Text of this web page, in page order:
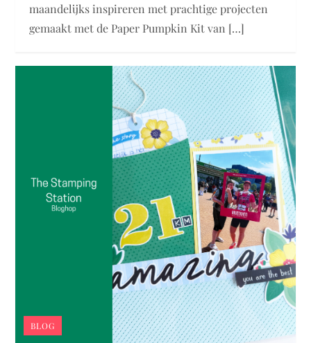
maandelijks inspireren met prachtige projecten
gemaakt met de Paper Pumpkin Kit van […]
BLOG